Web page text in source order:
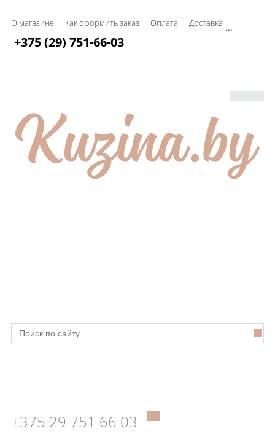
О магазине Как оформить заказ Оплата Доставка ...
+375 (29) 751-66-03
+375 29 751 66 03